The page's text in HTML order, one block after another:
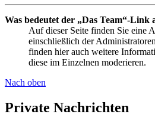
Was bedeutet der „Das Team“-Link
Auf dieser Seite finden Sie eine
einschließlich der
finden hier auch weitere
diese im Einzelnen moderieren.
Nach oben
Private Nachrichten